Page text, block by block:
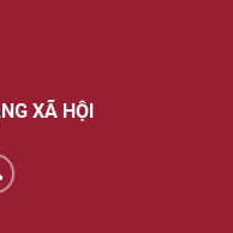
XÃ HỘI